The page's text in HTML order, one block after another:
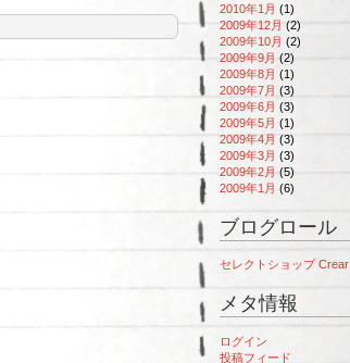
2010年1月 (1)
2009年12月 (2)
2009年10月 (2)
2009年9月 (2)
2009年8月 (1)
2009年7月 (3)
2009年6月 (3)
2009年5月 (1)
2009年4月 (3)
2009年3月 (3)
2009年2月 (5)
2009年1月 (6)
ブログロール
セレクトショップ Crear
メタ情報
ログイン
投稿フィード